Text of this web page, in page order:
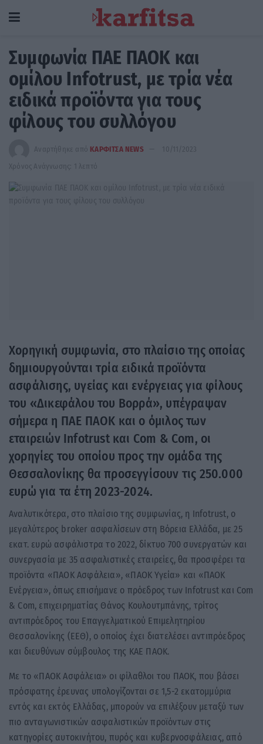
Συμφωνία ΠΑΕ ΠΑΟΚ και
ομίλου Ιnfotrust, με τρία νέα
ειδικά προϊόντα για τους
φίλους του συλλόγου
Αναρτήθηκε από ΚΑΡΦΙΤΣΑ NEWS
10/11/2023
Χρόνος Ανάγνωσης: 1 λεπτό
Χορηγική συμφωνία, στο πλαίσιο της οποίας
δημιουργούνται τρία ειδικά προϊόντα
ασφάλισης, υγείας και ενέργειας για φίλους
του «Δικεφάλου του Βορρά», υπέγραψαν
σήμερα η ΠΑΕ ΠΑΟΚ και ο όμιλος των
εταιρειών Infotrust και Com & Com, οι
χορηγίες του οποίου προς την ομάδα της
Θεσσαλονίκης θα προσεγγίσουν τις 250.000
ευρώ για τα έτη 2023-2024.
Αναλυτικότερα, στο πλαίσιο της συμφωνίας, η Infotrust, o
μεγαλύτερος broker ασφαλίσεων στη Βόρεια Ελλάδα, με 25
εκατ. ευρώ ασφάλιστρα το 2022, δίκτυο 700 συνεργατών και
συνεργασία με 35 ασφαλιστικές εταιρείες, θα προσφέρει τα
προϊόντα «ΠΑΟΚ Ασφάλεια», «ΠΑΟΚ Υγεία» και «ΠΑΟΚ
Ενέργεια», όπως επισήμανε ο πρόεδρος των Infotrust και Com
& Com, επιχειρηματίας Θάνος Κουλουτμπάνης, τρίτος
αντιπρόεδρος του Επαγγελματικού Επιμελητηρίου
Θεσσαλονίκης (ΕΕΘ), ο οποίος έχει διατελέσει αντιπρόεδρος
και διευθύνων σύμβουλος της ΚΑΕ ΠΑΟΚ.
Με το «ΠΑΟΚ Ασφάλεια» οι φίλαθλοι του ΠΑΟΚ, που βάσει
πρόσφατης έρευνας υπολογίζονται σε 1,5-2 εκατομμύρια
εντός και εκτός Ελλάδας, μπορούν να επιλέξουν μεταξύ των
πιο ανταγωνιστικών ασφαλιστικών προϊόντων στις
κατηγορίες αυτοκινήτου, πυρός και κυβερνοσφάλειας, από